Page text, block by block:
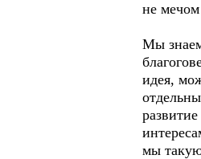
не мечом
Мы
идея,
мы